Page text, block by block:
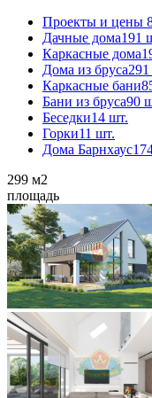
Проекты и цены
Дачные дома191
Каркасные дома
Дома из бруса
Каркасные бани
Бани из бруса90
Беседки14 шт.
Горки11 шт.
Дома Барнхаус
299 м2
площадь